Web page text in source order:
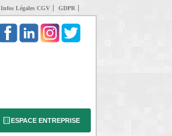
Infos Légales CGV GDPR
ESPACE ENTREPRISE